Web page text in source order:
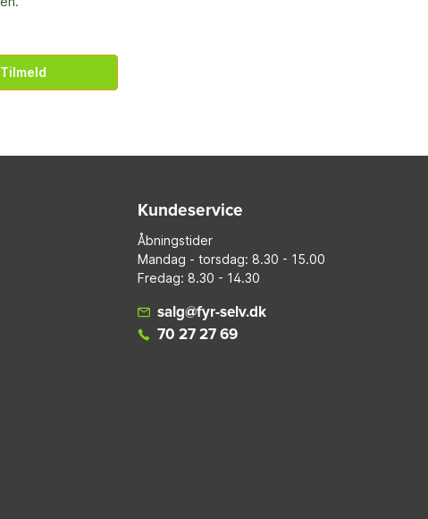
Tilmeld
Kundeservice
Åbningstider
Mandag - torsdag: 8.30 - 15.00
Fredag: 8.30 - 14.30
salg@fyr-selv.dk
70 27 27 69